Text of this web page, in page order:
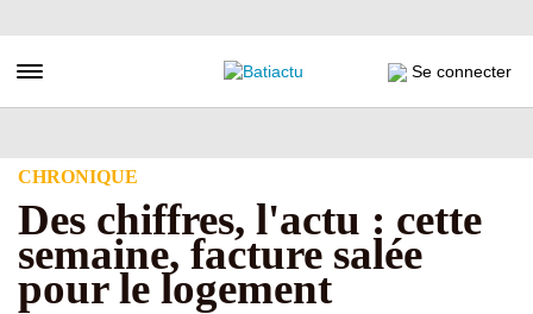
au
principal
Toggle navigation Se connecter
CHRONIQUE
Des chiffres, l'actu : cette
semaine, facture salée
pour le logement